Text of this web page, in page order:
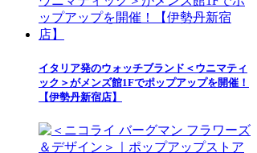
イタリア発のウォッチブランド＜ウニマティ
ック＞がメンズ館1Fでポップアップを開催！
【伊勢丹新宿店】